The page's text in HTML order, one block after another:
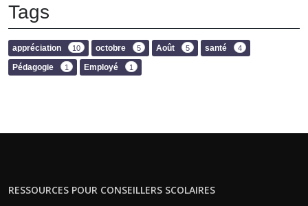
Tags
appréciation 10 octobre 5 Août 5 santé 4
Pédagogie 1 Employé 1
RESSOURCES POUR CONSEILLERS SCOLAIRES